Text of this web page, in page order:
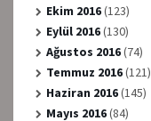
Ekim 2016(123)
Eylül 2016(130)
Ağustos 2016(74)
Temmuz 2016(121)
Haziran 2016(145)
Mayıs 2016(84)